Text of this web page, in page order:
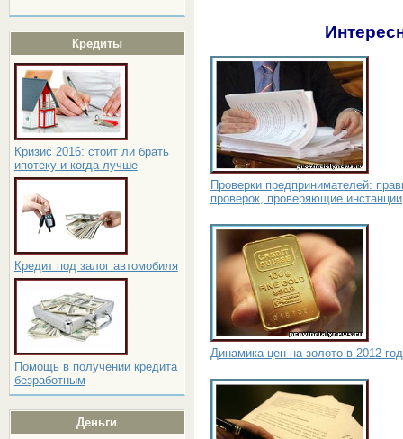
Кредиты
Кризис 2016: стоит ли брать
ипотеку и когда лучше
Кредит под залог автомобиля
Помощь в получении кредита
безработным
Деньги
Проверки предпринимателей:
проверок, проверяющие инстанции
Динамика цен на золото в 2012